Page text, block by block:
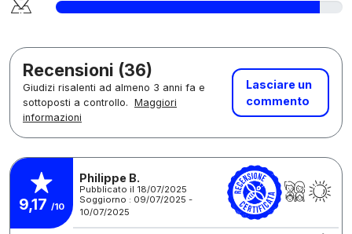
Recensioni (36)
Giudizi risalenti ad almeno 3 anni fa e
sottoposti a controllo. Maggiori
informazioni
Lasciare un
commento
9,17 /10
Philippe B.
Pubblicato il 18/07/2025
Soggiorno : 09/07/2025 -
10/07/2025